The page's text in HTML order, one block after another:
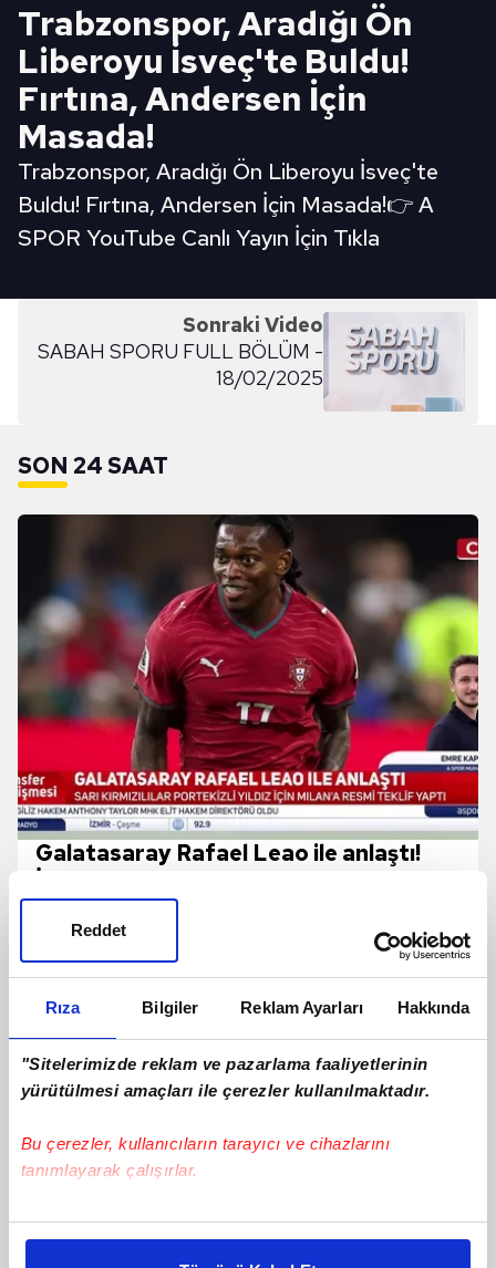
Rıza Bilgiler Reklam Ayarları Hakkında
"Sitelerimizde reklam ve pazarlama faaliyetlerinin
yürütülmesi amaçları ile çerezler kullanılmaktadır.
Bu çerezler, kullanıcıların tarayıcı ve cihazlarını
tanımlayarak çalışırlar.
Bu çerezlere izin vermeniz halinde sizlere özel
Reddet
Trabzonspor, Aradığı Ön
Liberoyu İsveç'te Buldu!
Fırtına, Andersen İçin
Masada!
Trabzonspor, Aradığı Ön Liberoyu İsveç'te
Buldu! Fırtına, Andersen İçin Masada!👉 A
SPOR YouTube Canlı Yayın İçin Tıkla
Sonraki Video
SABAH SPORU FULL BÖLÜM -
18/02/2025
SON 24 SAAT
Galatasaray Rafael Leao ile anlaştı!
İşte Portekizli yıldızın maaşı
Camavinga Ve Sergey Batrakov